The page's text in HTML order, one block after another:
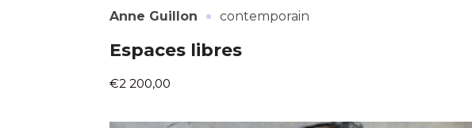
Anne Guillon · contemporain
Espaces libres
€2 200,00